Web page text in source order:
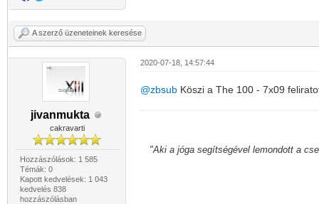
A szerző üzeneteinek keresése
jivanmukta
cakravarti
Hozzászólások: 1 585
Témák: 0
Kapott kedvelések: 1 043
kedvelés 838
hozzászólásban
2020-07-18, 14:57:44
@zbsubKöszi a The 100 - 7x09
"Aki a jóga segítségével lemondott a